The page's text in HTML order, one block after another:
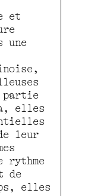
et
une
partie
elles
leur
rythme
de
elles